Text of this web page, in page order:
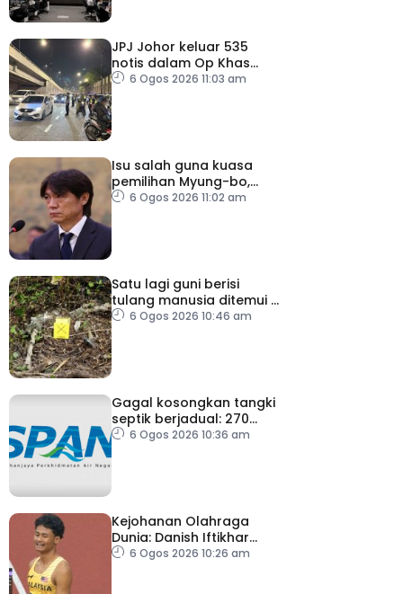
JPJ Johor keluar 535
notis dalam Op Khas
Teknikal, Lampu HID
6 Ogos 2026 11:03 am
Isu salah guna kuasa
pemilihan Myung-bo,
polis gempur pejabat KFA
6 Ogos 2026 11:02 am
Satu lagi guni berisi
tulang manusia ditemui di
Behor Mali, disiasat
6 Ogos 2026 10:46 am
Gagal kosongkan tangki
septik berjadual: 270
premis dikenakan notis
6 Ogos 2026 10:36 am
Kejohanan Olahraga
Dunia: Danish Iftikhar
cipta sejarah mara ke
6 Ogos 2026 10:26 am